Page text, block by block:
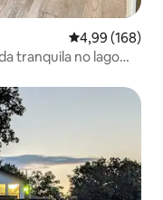
4,99 de uma
4,99 (168)
tranquila no lago